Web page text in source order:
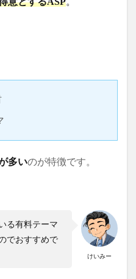
多いのが特徴です。
けいみー
る有料テーマ
でおすすめで